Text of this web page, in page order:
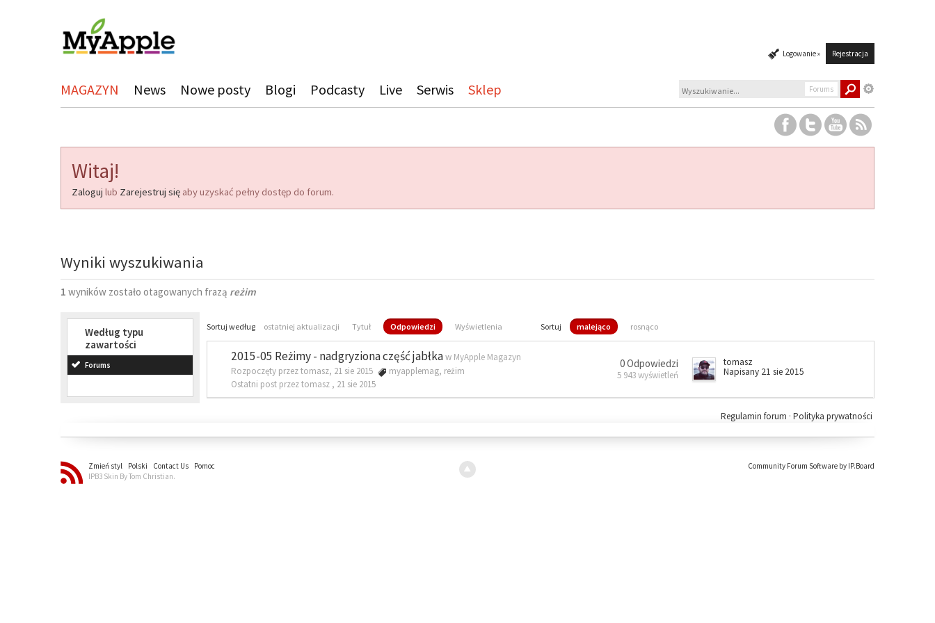
Logowanie » Rejestracja
MAGAZYN News Nowe posty Blogi Podcasty Live Serwis Sklep Forums
Witaj!
Zaloguj lub Zarejestruj się aby uzyskać pełny dostęp do forum.
Wyniki wyszukiwania
1 wyników zostało otagowanych frazą reżim
Według typu
zawartości
Forums
Sortuj według ostatniej aktualizacji Tytuł Odpowiedzi Wyświetlenia Sortuj malejąco rosnąco
2015-05 Reżimy - nadgryziona część jabłkaw MyApple Magazyn
Rozpoczęty przez tomasz, 21 sie 2015
myapplemag, reżim
Ostatni post przez tomasz , 21 sie 2015
0 Odpowiedzi
5 943 wyświetleń
tomasz
Napisany 21 sie 2015
Polityka prywatności
Regulamin forum ·
Zmień styl Polski Contact Us
Pomoc
IPB3 Skin By Tom Christian.
Community Forum Software by IP.Board